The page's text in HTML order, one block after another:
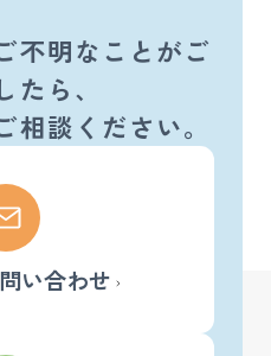
不明なことがご
たら、
相談ください。
い合わせ